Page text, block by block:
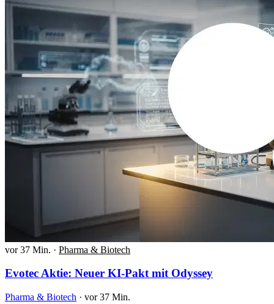
vor 37 Min. · Pharma & Biotech
Evotec Aktie: Neuer KI-Pakt mit Odyssey
Pharma & Biotech · vor 37 Min.